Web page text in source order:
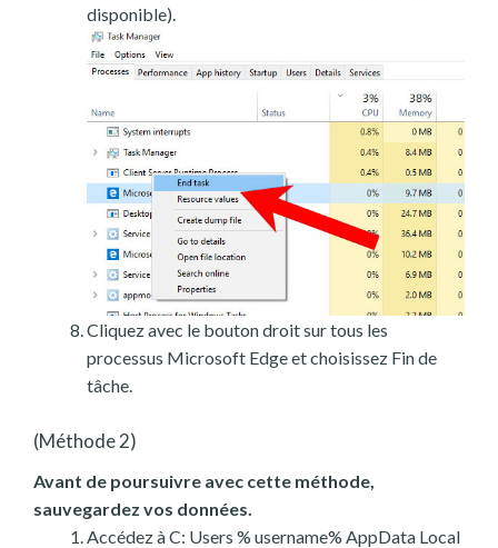
disponible).
Cliquez avec le bouton droit sur tous les
processus Microsoft Edge et choisissez Fin de
tâche.
(Méthode 2)
Avant de poursuivre avec cette méthode,
sauvegardez vos données.
Accédez à C: Users % username% AppData Local